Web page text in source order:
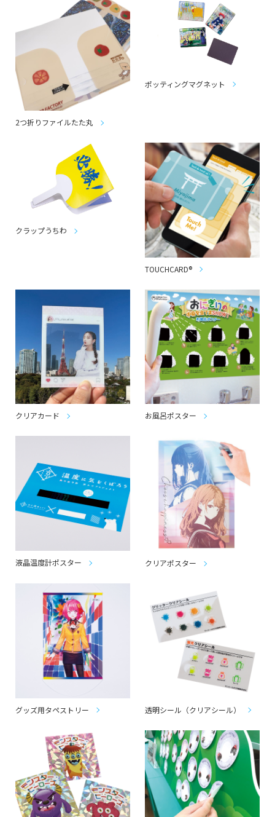
2つ折りファイルたた丸
ポッティングマグネット
クラップうちわ
TOUCHCARD®︎
クリアカード お風呂ポスター
液晶温度計ポスター クリアポスター
グッズ用タペストリー 透明シール（クリアシール）